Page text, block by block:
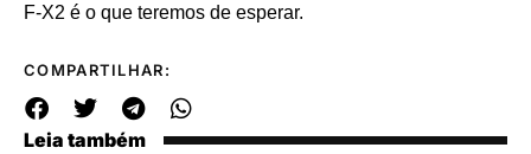
F-X2 é o que teremos de esperar.
COMPARTILHAR:
Leia também